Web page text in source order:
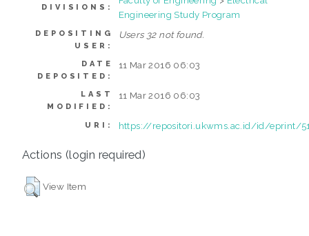
DIVISIONS:
Engineering Study Program
DEPOSITING
USER:
Users 32 not found.
DATE
DEPOSITED:
11 Mar 2016 06:03
LAST
MODIFIED:
11 Mar 2016 06:03
URI: https://repositori.ukwms.ac.id/id/eprint/
Actions (login required)
View Item